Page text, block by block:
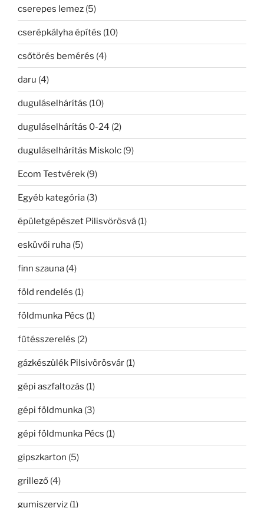
cserepes lemez (5)
cserépkályha építés (10)
csőtörés bemérés (4)
daru (4)
duguláselhárítás (10)
duguláselhárítás 0-24 (2)
duguláselhárítás Miskolc (9)
Ecom Testvérek (9)
Egyéb kategória (3)
épületgépészet Pilisvörösvá (1)
esküvői ruha (5)
finn szauna (4)
föld rendelés (1)
földmunka Pécs (1)
fűtésszerelés (2)
gázkészülék Pilsivörösvár (1)
gépi aszfaltozás (1)
gépi földmunka (3)
gépi földmunka Pécs (1)
gipszkarton (5)
grillező (4)
gumiszerviz (1)